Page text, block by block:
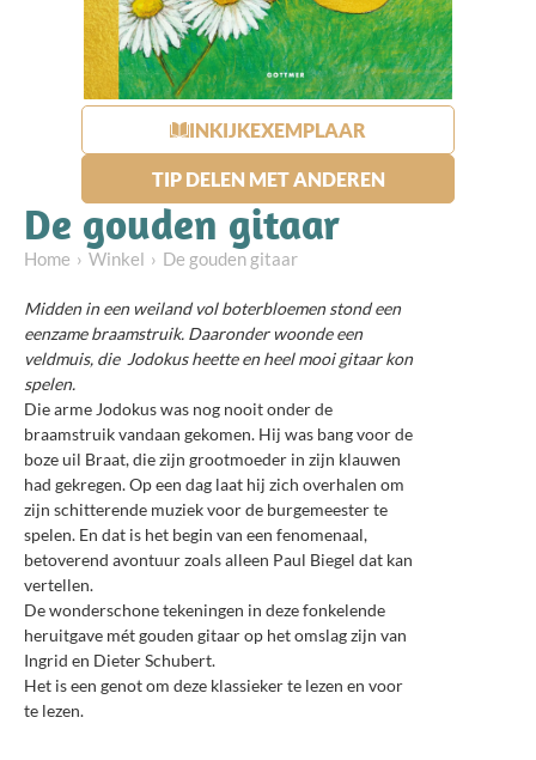
INKIJKEXEMPLAAR
TIP DELEN MET ANDEREN
De gouden gitaar
Home Winkel De gouden gitaar
Midden in een weiland vol boterbloemen stond een
eenzame braamstruik. Daaronder woonde een
veldmuis, die ­ Jodokus heette en heel mooi gitaar kon
spelen.
Die arme Jodokus was nog nooit onder de
braamstruik vandaan gekomen. Hij was bang voor de
boze uil Braat, die zijn grootmoeder in zijn klauwen
had gekregen. Op een dag laat hij zich overhalen om
zijn schitterende muziek voor de burgemeester te
spelen. En dat is het begin van een fenomenaal,
betoverend avontuur zoals alleen Paul Biegel dat kan
vertellen.
De wonderschone tekeningen in deze fonkelende
heruitgave mét gouden gitaar op het omslag zijn van
Ingrid en Dieter Schubert.
Het is een genot om deze klassieker te lezen en voor
te lezen.